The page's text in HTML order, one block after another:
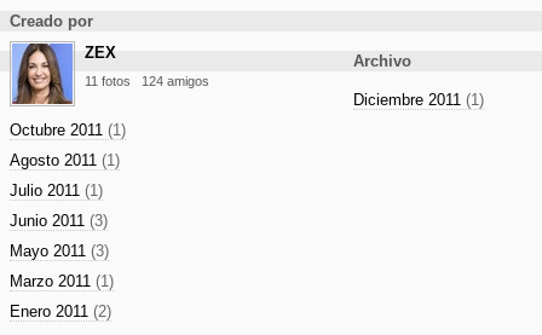
Creado por
ZEX
11 fotos 124 amigos
Archivo
Diciembre 2011 (1)
Octubre 2011 (1)
Agosto 2011 (1)
Julio 2011 (1)
Junio 2011 (3)
Mayo 2011 (3)
Marzo 2011 (1)
Enero 2011 (2)